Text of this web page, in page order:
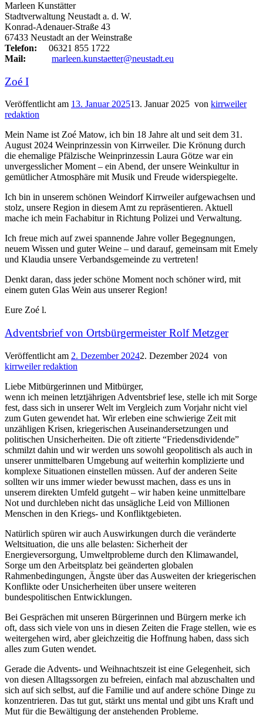
Marleen Kunstätter
Stadtverwaltung Neustadt a. d. W.
Konrad-Adenauer-Straße 43
67433 Neustadt an der Weinstraße
Telefon: 06321 855 1722
Mail:
marleen.kunstaetter@neustadt.eu
Zoé I
Veröffentlicht am 13. Januar 202513. Januar 2025 von kirrweiler
redaktion
Mein Name ist Zoé Matow, ich bin 18 Jahre alt und seit dem 31.
August 2024 Weinprinzessin von Kirrweiler. Die Krönung durch
die ehemalige Pfälzische Weinprinzessin Laura Götze war ein
unvergesslicher Moment – ein Abend, der unsere Weinkultur in
gemütlicher Atmosphäre mit Musik und Freude widerspiegelte.
Ich bin in unserem schönen Weindorf Kirrweiler aufgewachsen und
stolz, unsere Region in diesem Amt zu repräsentieren. Aktuell
mache ich mein Fachabitur in Richtung Polizei und Verwaltung.
Ich freue mich auf zwei spannende Jahre voller Begegnungen,
neuem Wissen und guter Weine – und darauf, gemeinsam mit Emely
und Klaudia unsere Verbandsgemeinde zu vertreten!
Denkt daran, dass jeder schöne Moment noch schöner wird, mit
einem guten Glas Wein aus unserer Region!
Eure Zoé l.
Adventsbrief von Ortsbürgermeister Rolf Metzger
Veröffentlicht am 2. Dezember 20242. Dezember 2024 von
kirrweiler redaktion
Liebe Mitbürgerinnen und Mitbürger,
wenn ich meinen letztjährigen Adventsbrief lese, stelle ich mit Sorge
fest, dass sich in unserer Welt im Vergleich zum Vorjahr nicht viel
zum Guten gewendet hat. Wir erleben eine schwierige Zeit mit
unzähligen Krisen, kriegerischen Auseinandersetzungen und
politischen Unsicherheiten. Die oft zitierte “Friedensdividende”
schmilzt dahin und wir werden uns sowohl geopolitisch als auch in
unserer unmittelbaren Umgebung auf weiterhin komplizierte und
komplexe Situationen einstellen müssen. Auf der anderen Seite
sollten wir uns immer wieder bewusst machen, dass es uns in
unserem direkten Umfeld gutgeht – wir haben keine unmittelbare
Not und durchleben nicht das unsägliche Leid von Millionen
Menschen in den Kriegs- und Konfliktgebieten.
Natürlich spüren wir auch Auswirkungen durch die veränderte
Weltsituation, die uns alle belasten: Sicherheit der
Energieversorgung, Umweltprobleme durch den Klimawandel,
Sorge um den Arbeitsplatz bei geänderten globalen
Rahmenbedingungen, Ängste über das Ausweiten der kriegerischen
Konflikte oder Unsicherheiten über unsere weiteren
bundespolitischen Entwicklungen.
Bei Gesprächen mit unseren Bürgerinnen und Bürgern merke ich
oft, dass sich viele von uns in diesen Zeiten die Frage stellen, wie es
weitergehen wird, aber gleichzeitig die Hoffnung haben, dass sich
alles zum Guten wendet.
Gerade die Advents- und Weihnachtszeit ist eine Gelegenheit, sich
von diesen Alltagssorgen zu befreien, einfach mal abzuschalten und
sich auf sich selbst, auf die Familie und auf andere schöne Dinge zu
konzentrieren. Das tut gut, stärkt uns mental und gibt uns Kraft und
Mut für die Bewältigung der anstehenden Probleme.